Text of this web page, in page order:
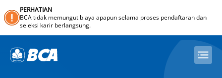
PERHATIAN
BCA tidak memungut biaya apapun selama proses pendaftaran dan
seleksi karir berlangsung.